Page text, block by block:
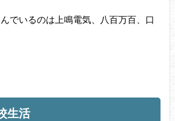
でいるのは上鳴電気、八百万百、口
生活